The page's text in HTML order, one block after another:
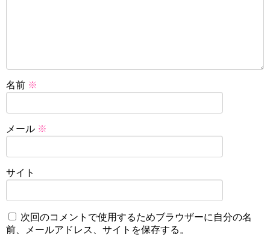
名前 ※
メール ※
サイト
次回のコメントで使用するためブラウザーに自分の名
前、メールアドレス、サイトを保存する。